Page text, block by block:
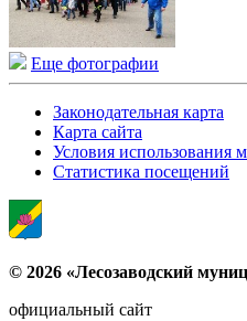
Еще фотографии
Законодательная карта
Карта сайта
Условия использования
Статистика посещений
© 2026 «Лесозаводский
официальный сайт